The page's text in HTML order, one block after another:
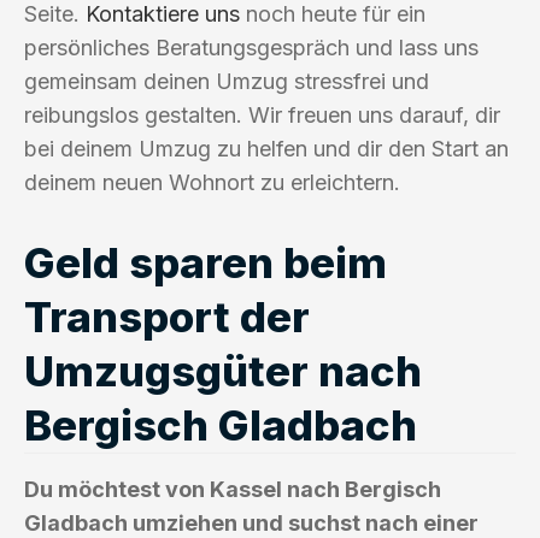
Seite. Kontaktiere uns noch heute für ein
persönliches Beratungsgespräch und lass uns
gemeinsam deinen Umzug stressfrei und
reibungslos gestalten. Wir freuen uns darauf, dir
bei deinem Umzug zu helfen und dir den Start an
deinem neuen Wohnort zu erleichtern.
Geld sparen beim
Transport der
Umzugsgüter nach
Bergisch Gladbach
Du möchtest von Kassel nach Bergisch
Gladbach umziehen und suchst nach einer